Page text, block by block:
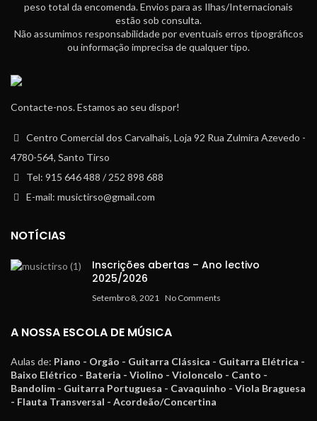
peso total da encomenda. Envios para as Ilhas/Internacionais
estão sob consulta.
Não assumimos responsabilidade por eventuais erros tipográficos
ou informação imprecisa de qualquer tipo.
Contacte-nos. Estamos ao seu dispor!
Centro Comercial dos Carvalhais, Loja 92 Rua Zulmira Azevedo -
4780-564, Santo Tirso
Tel: 915 646 488 / 252 898 688
E-mail: musictirso@gmail.com
NOTÍCIAS
Inscrições abertas – Ano lectivo
2025/2026
Setembro 8, 2021 No Comments
A NOSSA ESCOLA DE MÚSICA
Aulas de: Piano - Orgão - Guitarra Clássica - Guitarra Elétrica -
Baixo Elétrico - Bateria - Violino - Violoncelo - Canto -
Bandolim - Guitarra Portuguesa - Cavaquinho - Viola Braguesa
- Flauta Transversal - Acordeão/Concertina